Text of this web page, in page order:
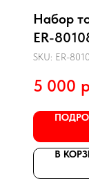
Набор
ER-
гранный
SKU: ER-
5 000
В